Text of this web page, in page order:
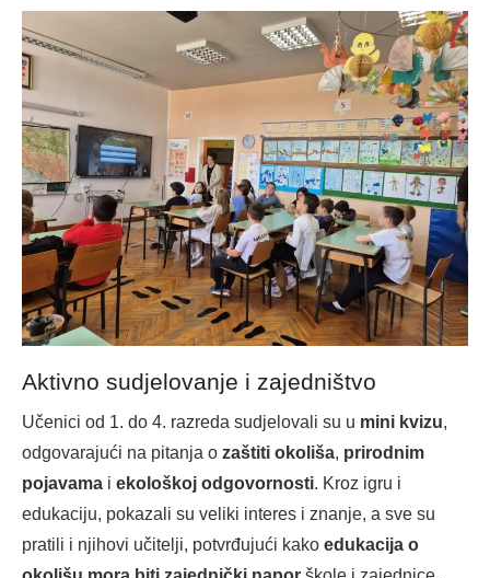
Aktivno sudjelovanje i zajedništvo
Učenici od 1. do 4. razreda sudjelovali su u mini kvizu,
odgovarajući na pitanja o zaštiti okoliša, prirodnim
pojavama i ekološkoj odgovornosti. Kroz igru i
edukaciju, pokazali su veliki interes i znanje, a sve su
pratili i njihovi učitelji, potvrđujući kako edukacija o